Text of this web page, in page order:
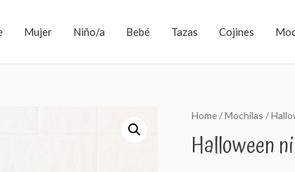
Mujer Niño/a Bebé Tazas Cojines
Home/Mochilas /
Halloween